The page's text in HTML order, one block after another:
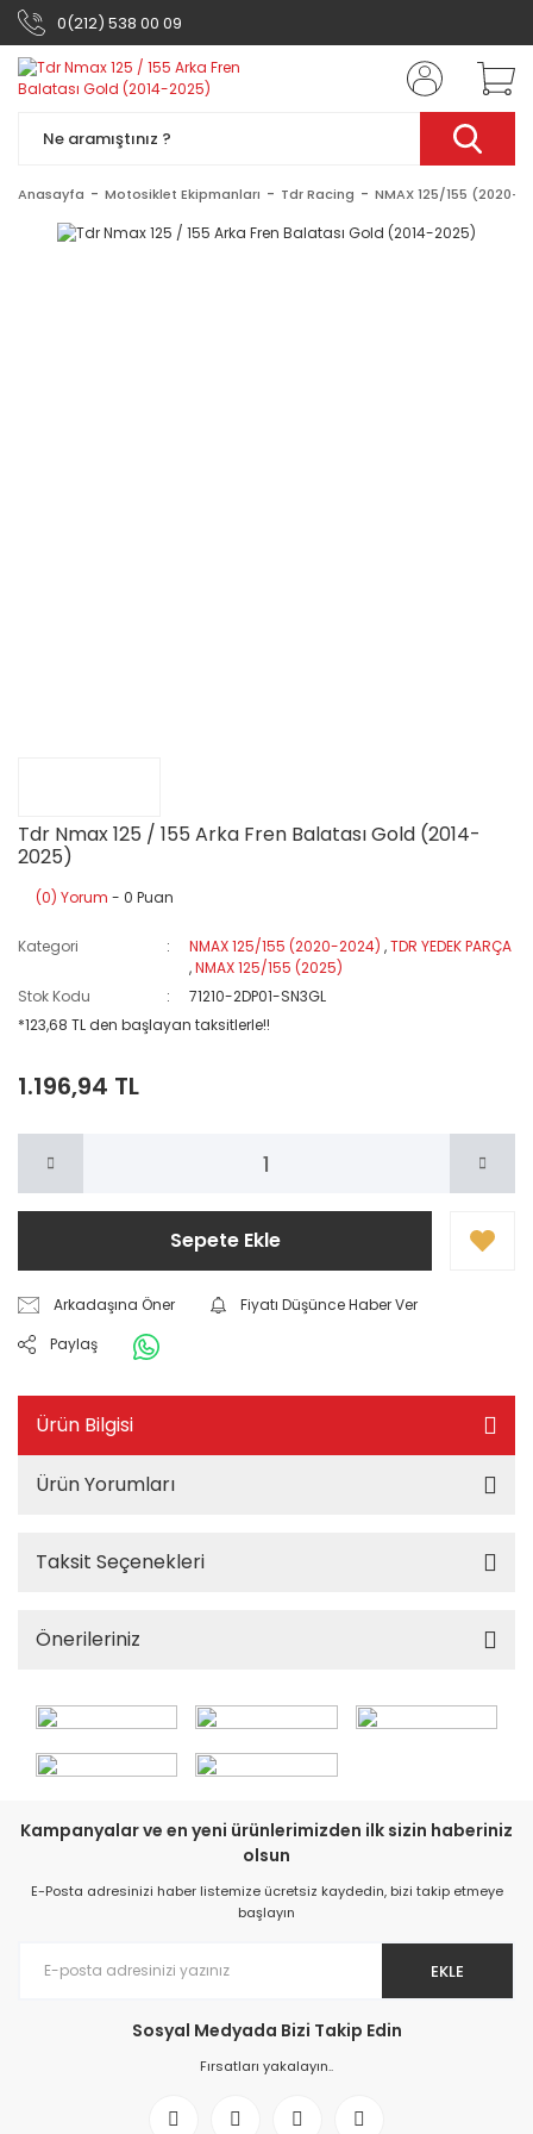
0(212) 538 00 09
Anasayfa Motosiklet Ekipmanları Tdr Racing NMAX 125/155 (2020-
Tdr Nmax 125 / 155 Arka Fren Balatası Gold (2014-
2025)
(0) Yorum - 0 Puan
Kategori NMAX 125/155 (2020-2024) ,TDR YEDEK PARÇA
,NMAX 125/155 (2025)
Stok Kodu
71210-2DP01-SN3GL
*123,68 TL den başlayan taksitlerle!!
1.196,94 TL
Sepete Ekle
Arkadaşına Öner
Fiyatı Düşünce Haber Ver
Paylaş
Ürün Bilgisi
Ürün Yorumları
Taksit Seçenekleri
Önerileriniz
Kampanyalar ve en yeni ürünlerimizden ilk sizin haberiniz
olsun
E-Posta adresinizi haber listemize ücretsiz kaydedin, bizi takip etmeye
başlayın
EKLE
Sosyal Medyada Bizi Takip Edin
Fırsatları yakalayın..